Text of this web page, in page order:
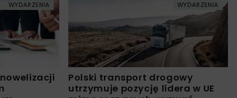
WYDARZENIA
WYDARZENIA
Polski transport drogowy
utrzymuje pozycję lidera w UE